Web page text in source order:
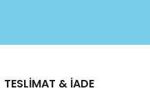
TESLİMAT & İADE